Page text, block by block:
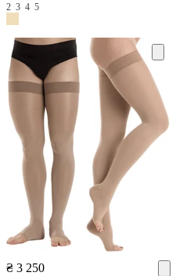
2 3 4 5
₴ 3 250